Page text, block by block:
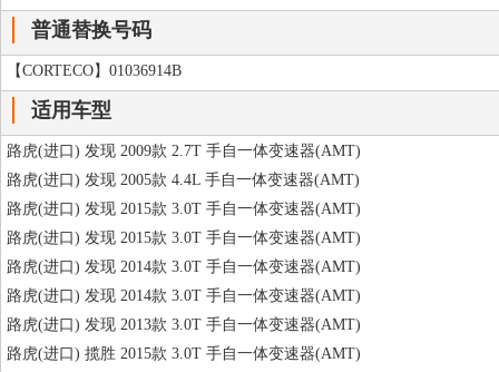
普通替换号码
【CORTECO】01036914B
适用车型
路虎(进口) 发现 2009款 2.7T 手自一体变速器(AMT)
路虎(进口) 发现 2005款 4.4L 手自一体变速器(AMT)
路虎(进口) 发现 2015款 3.0T 手自一体变速器(AMT)
路虎(进口) 发现 2015款 3.0T 手自一体变速器(AMT)
路虎(进口) 发现 2014款 3.0T 手自一体变速器(AMT)
路虎(进口) 发现 2014款 3.0T 手自一体变速器(AMT)
路虎(进口) 发现 2013款 3.0T 手自一体变速器(AMT)
路虎(进口) 揽胜 2015款 3.0T 手自一体变速器(AMT)